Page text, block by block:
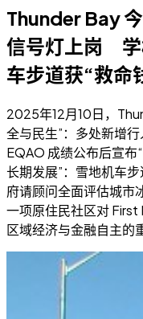
Thunder Bay
信号灯上岗
车步道获“救命
2025年12月10日，
全与民生”：多处新增
EQAO 成绩公布后宣布
长期发展”：雪地机车
府请顾问全面评估城市
一项原住民社区对
区域经济与金融自主的